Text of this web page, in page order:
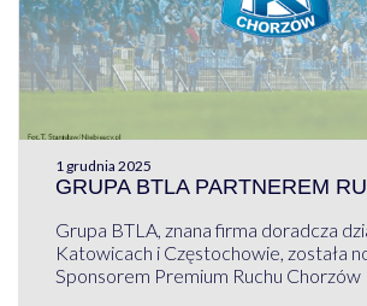
1 grudnia 2025
GRUPA BTLA PARTNEREM
Grupa BTLA, znana firma doradcza
Katowicach i Częstochowie, została
Sponsorem Premium Ruchu Chorzów